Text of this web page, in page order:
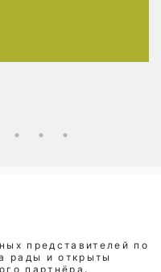
представителей по
рады и открыты
партнёра.